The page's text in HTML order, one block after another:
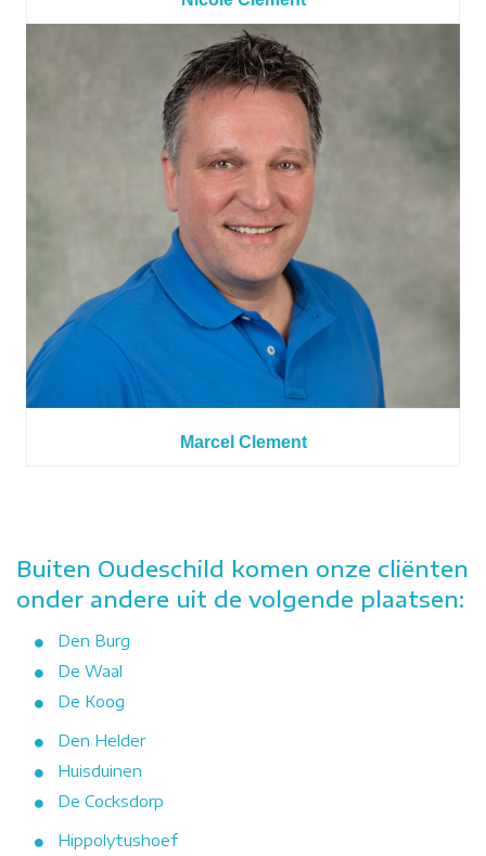
Marcel Clement
Buiten Oudeschild komen onze cliënten
onder andere uit de volgende plaatsen:
Den Burg
De Waal
De Koog
Den Helder
Huisduinen
De Cocksdorp
Hippolytushoef